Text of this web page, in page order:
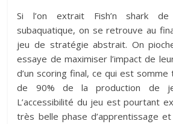
Si l’on extrait Fish’n shark
subaquatique, on se retrouve au
jeu de stratégie abstrait. On
essaye de maximiser l’impact de
d’un scoring final, ce qui est
de 90% de la production de
L’accessibilité du jeu est pourtant
très belle phase d’apprentissage